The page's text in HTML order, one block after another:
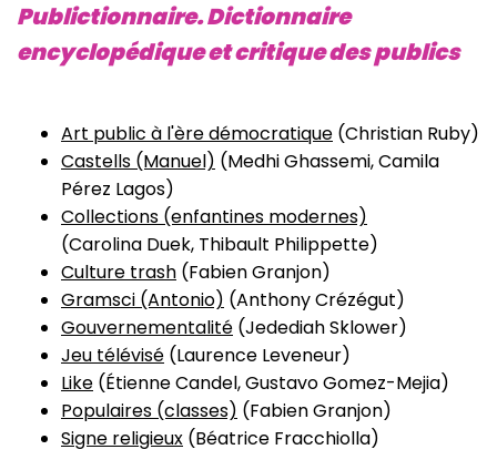
Publictionnaire. Dictionnaire
encyclopédique et critique des publics
Art public à l'ère démocratique (Christian Ruby)
Castells (Manuel) (Medhi Ghassemi, Camila
Pérez Lagos)
Collections (enfantines modernes)
(Carolina Duek, Thibault Philippette)
Culture trash (Fabien Granjon)
Gramsci (Antonio) (Anthony Crézégut)
Gouvernementalité (Jedediah Sklower)
Jeu télévisé (Laurence Leveneur)
Like (Étienne Candel, Gustavo Gomez-Mejia)
Populaires (classes) (Fabien Granjon)
Signe religieux (Béatrice Fracchiolla)